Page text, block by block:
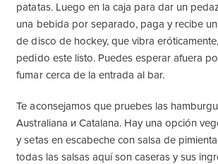
patatas. Luego en la caja para dar un
una bebida por separado, paga y recibe
de disco de hockey, que vibra
pedido este listo. Puedes esperar afuera
fumar cerca de la entrada al bar.
Te aconsejamos que pruebes las
Australiana и Catalana. Hay una opción
y setas en escabeche con salsa de
todas las salsas aquí son caseras y sus